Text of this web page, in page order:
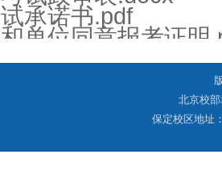
承诺书.pdf
单位同意报考证明
北京校
保定校区地址